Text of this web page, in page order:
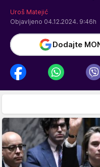
Uroš Matejić
Objavljeno 04.12.2024. 9:46h
Dodajte